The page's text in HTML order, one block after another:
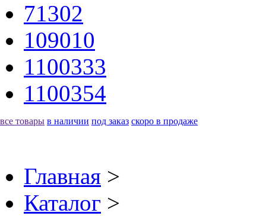
71302
109010
1100333
1100354
все товары в наличии под заказ скоро в продаже
Главная >
Каталог >